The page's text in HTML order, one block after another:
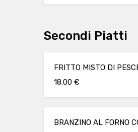
Secondi Piatti
FRITTO MISTO DI
18.00 €
BRANZINO AL FORNO